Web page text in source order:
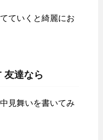
ていくと綺麗にお
友達なら
見舞いを書いてみ